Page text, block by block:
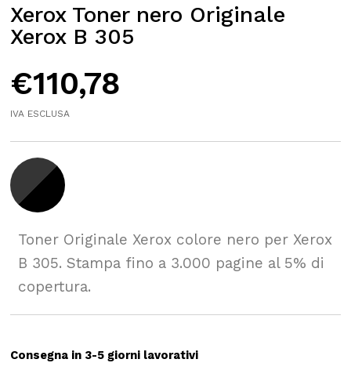
Xerox Toner nero Originale
Xerox B 305
€110,78
IVA ESCLUSA
Toner Originale Xerox colore nero per Xerox
B 305. Stampa fino a 3.000 pagine al 5% di
copertura.
Consegna in 3-5 giorni lavorativi